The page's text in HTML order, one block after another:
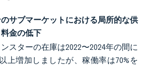
サブマーケットにおける局所的な供
金の低下
スターの在庫は2022〜2024年の間に
上増加しましたが、稼働率は70%を